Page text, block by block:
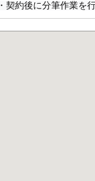
・契約後に分筆作業を